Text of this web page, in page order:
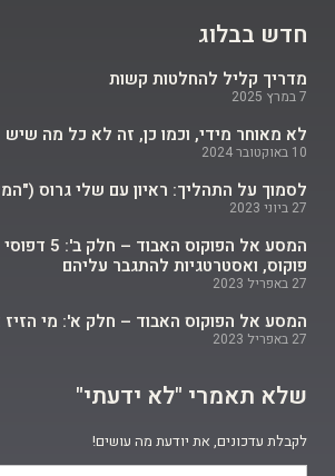
חדש בבלוג
מדריך קליל להחלטות קשות
7 במרץ 2025
לא מאוחר מידי, וכמו כן, זה לא כל מה שיש
10 באוקטובר 2024
לסמוך על התהליך: ראיון עם שלי גרוס
27 ביוני 2023
המסע אל
פוקוס, ואסטרטגיות להתגבר עליהם
27 באפריל 2023
המסע אל הפוקוס האבוד – חלק א': מי הזיז
27 באפריל 2023
שלא תאמרי "לא ידעתי"​
לקבלת עדכונים, את יודעת מה עושים!